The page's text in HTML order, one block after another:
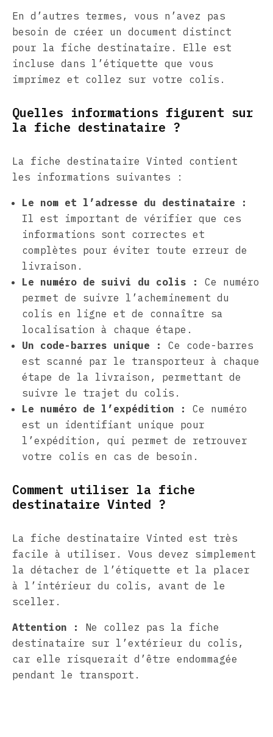
En d’autres termes, vous n’avez pas
besoin de créer un document distinct
pour la fiche destinataire. Elle est
incluse dans l’étiquette que vous
imprimez et collez sur votre colis.
Quelles informations figurent sur
la fiche destinataire ?
La fiche destinataire Vinted contient
les informations suivantes :
Le nom et l’adresse du destinataire :
Il est important de vérifier que ces
informations sont correctes et
complètes pour éviter toute erreur de
livraison.
Le numéro de suivi du colis :
Ce numéro
permet de suivre l’acheminement du
colis en ligne et de connaître sa
localisation à chaque étape.
Un code-barres unique :
Ce code-barres
est scanné par le transporteur à chaque
étape de la livraison, permettant de
suivre le trajet du colis.
Le numéro de l’expédition :
Ce numéro
est un identifiant unique pour
l’expédition, qui permet de retrouver
votre colis en cas de besoin.
Comment utiliser la fiche
destinataire Vinted ?
La fiche destinataire Vinted est très
facile à utiliser. Vous devez simplement
la détacher de l’étiquette et la placer
à l’intérieur du colis, avant de le
sceller.
Attention :
Ne collez pas la fiche
destinataire sur l’extérieur du colis,
car elle risquerait d’être endommagée
pendant le transport.